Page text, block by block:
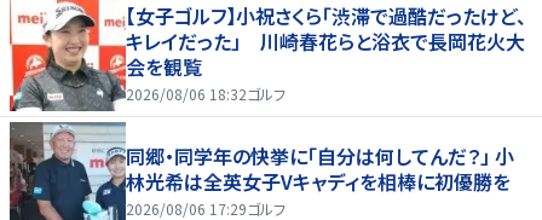
【女子ゴルフ】小祝さくら「渋滞で過酷だったけど、
キレイだった」 川崎春花らと浴衣で長岡花火大
会を観覧
2026/08/06 18:32ゴルフ
同郷・同学年の快挙に「自分は何してんだ？」 小
林光希は全英女子Vキャディを相棒に初優勝を
2026/08/06 17:29ゴルフ